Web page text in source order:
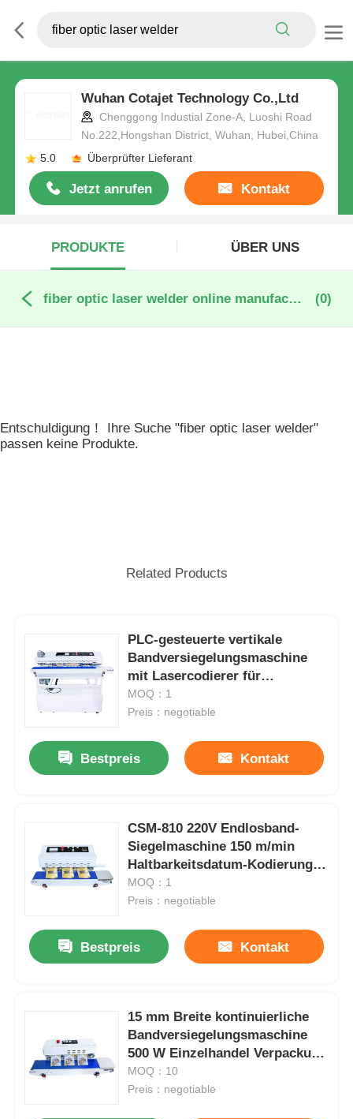
Wuhan Cotajet Technology Co.,Ltd
Chenggong Industial Zone-A, Luoshi Road
No.222,Hongshan District, Wuhan, Hubei,China
5.0
Überprüfter Lieferant
Jetzt anrufen Kontakt
PRODUKTE ÜBER UNS
fiber optic laser welder online manufacture (0)
Entschuldigung！ Ihre Suche "fiber optic laser welder"
passen keine Produkte.
Related Products
PLC-gesteuerte vertikale
Bandversiegelungsmaschine
mit Lasercodierer für
Folienverpackungen von
Lebensmitteln 0-12 m/min
MOQ：1
Preis：negotiable
Bestpreis Kontakt
CSM-810 220V Endlosband-
Siegelmaschine 150 m/min
Haltbarkeitsdatum-Kodierung
Tintenstrahldrucker
MOQ：1
Preis：negotiable
Bestpreis Kontakt
15 mm Breite kontinuierliche
Bandversiegelungsmaschine
500 W Einzelhandel Verpackung
Industrieteile
MOQ：10
Preis：negotiable